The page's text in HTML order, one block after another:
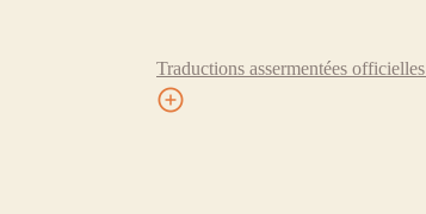
Traductions assermentées officielles